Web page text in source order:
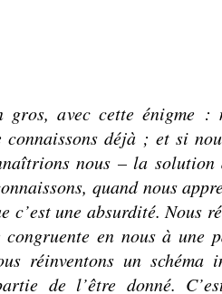
gros, avec cette énigme :
déjà ; et si
nous – la solution
quand nous
c’est une absurdité. Nous
congruente en nous à
réinventons un schéma
de l’être donné.